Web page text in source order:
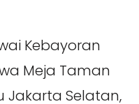
Kebayoran
Meja Taman
Jakarta Selatan,